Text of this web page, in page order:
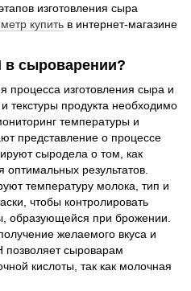
изготовления сыра
купить в интернет-магазине
в сыроварении?
изготовления сыра и
текстуры продукта необходимо
температуры и
представление о процессе
сыродела о том, как
оптимальных результатов.
температуру молока, тип и
чтобы контролировать
образующейся при брожении.
желаемого вкуса и
позволяет сыроварам
кислоты, так как молочная